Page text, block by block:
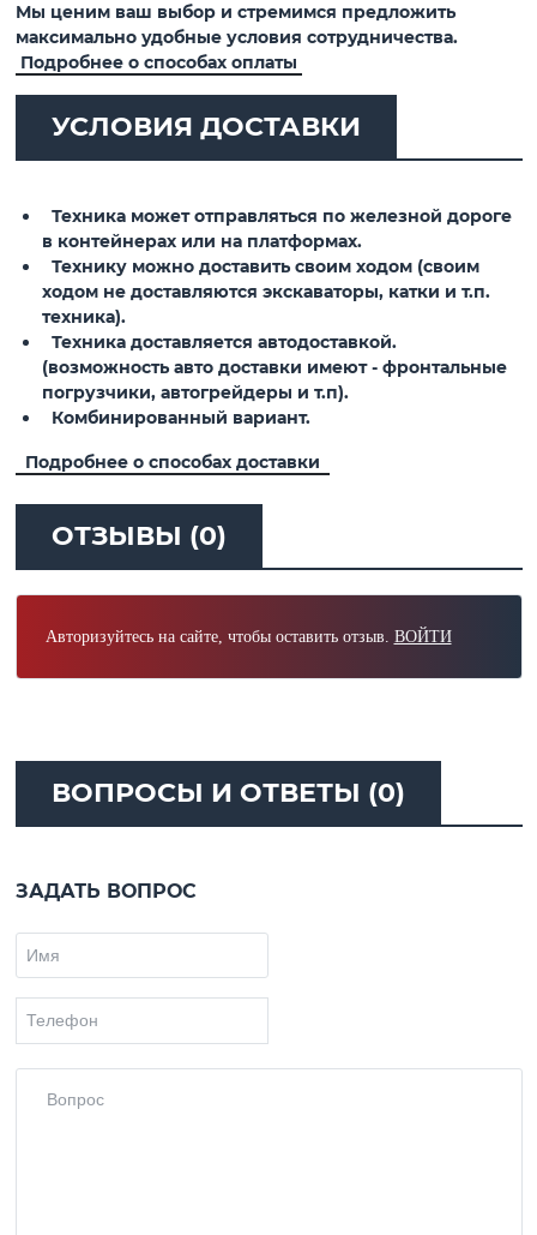
Мы ценим ваш выбор и стремимся предложить
максимально удобные условия сотрудничества.
Подробнее о способах оплаты
УСЛОВИЯ ДОСТАВКИ
Техника может отправляться по железной дороге
в контейнерах или на платформах.
Технику можно доставить своим ходом (своим
ходом не доставляются экскаваторы, катки и т.п.
техника).
Техника доставляется автодоставкой.
(возможность авто доставки имеют - фронтальные
погрузчики, автогрейдеры и т.п).
Комбинированный вариант.
Подробнее о способах доставки
ОТЗЫВЫ (0)
Авторизуйтесь на сайте, чтобы оставить отзыв. ВОЙТИ
ВОПРОСЫ И ОТВЕТЫ (0)
ЗАДАТЬ ВОПРОС